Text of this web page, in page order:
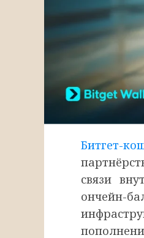
Битгет-
связи
ончейн-